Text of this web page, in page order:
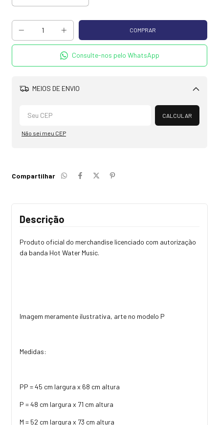
Consulte-nos pelo WhatsApp
MEIOS DE ENVIO
Alterar CEP
CALCULAR
Não sei meu CEP
Compartilhar
Descrição
Produto oficial do merchandise licenciado com autorização
da banda Hot Water Music.
Imagem meramente ilustrativa, arte no modelo P
Medidas:
PP = 45 cm largura x 68 cm altura
P = 48 cm largura x 71 cm altura
M = 52 cm largura x 73 cm altura